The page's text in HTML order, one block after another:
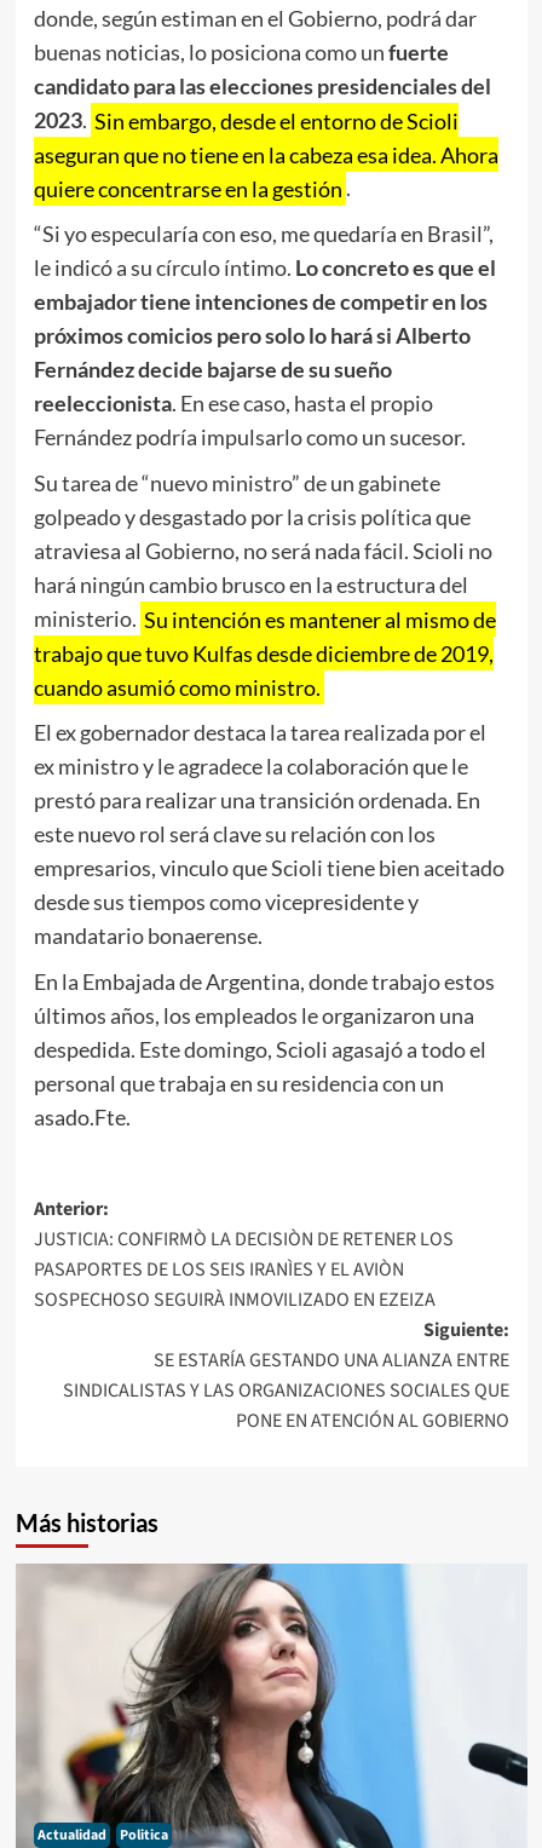
donde, según estiman en el Gobierno, podrá dar
buenas noticias, lo posiciona como unfuerte
candidato para las elecciones presidenciales del
2023. Sin embargo, desde el entorno de Scioli
aseguran que no tiene en la cabeza esa idea. Ahora
quiere concentrarse en la gestión .
“Si yo especularía con eso, me quedaría en Brasil”,
le indicó a su círculo íntimo. Lo concreto es que el
embajador tiene intenciones de competir en los
próximos comicios pero solo lo hará si Alberto
Fernández decide bajarse de su sueño
reeleccionista. En ese caso, hasta el propio
Fernández podría impulsarlo como un sucesor.
Su tarea de “nuevo ministro” de un gabinete
golpeado y desgastado por la crisis política que
atraviesa al Gobierno, no será nada fácil. Scioli no
hará ningún cambio brusco en la estructura del
ministerio. Su intención es mantener al mismo de
trabajo que tuvo Kulfas desde diciembre de 2019,
cuando asumió como ministro.
El ex gobernador destaca la tarea realizada por el
ex ministro y le agradece la colaboración que le
prestó para realizar una transición ordenada. En
este nuevo rol será clave su relación con los
empresarios, vinculo que Scioli tiene bien aceitado
desde sus tiempos como vicepresidente y
mandatario bonaerense.
En la Embajada de Argentina, donde trabajo estos
últimos años, los empleados le organizaron una
despedida. Este domingo, Scioli agasajó a todo el
personal que trabaja en su residencia con un
asado.Fte.
Navegación
de
entradas
Anterior:
JUSTICIA: CONFIRMÒ LA DECISIÒN DE RETENER LOS
PASAPORTES DE LOS SEIS IRANÌES Y EL AVIÒN
SOSPECHOSO SEGUIRÀ INMOVILIZADO EN EZEIZA
Siguiente:
SE ESTARÍA GESTANDO UNA ALIANZA ENTRE
SINDICALISTAS Y LAS ORGANIZACIONES SOCIALES QUE
PONE EN ATENCIÓN AL GOBIERNO
Más historias
Actualidad Politica